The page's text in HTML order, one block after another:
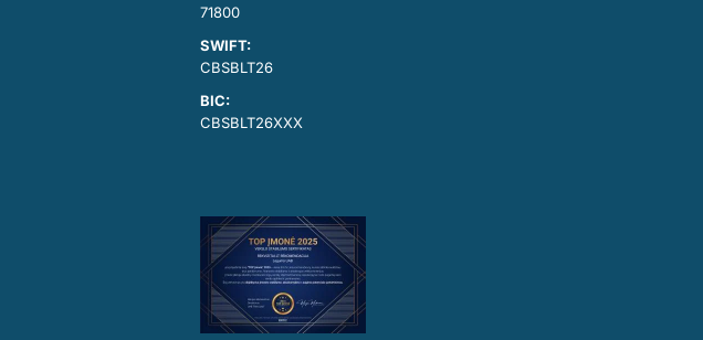
71800
SWIFT:
CBSBLT26
BIC:
CBSBLT26XXX